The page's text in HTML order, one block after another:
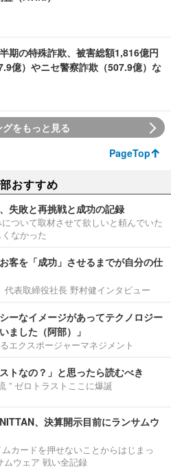
期の特殊詐欺、被害総額1,816億円
億）やニセ警察詐欺（507.9億）な
をもっと見る
PageTop
おすすめ
失敗と再挑戦と成功の記録
ついて取材させて欲しいと頼んでいた
なかった
客を「成功」させるまでが自分の仕
代表取締役社長 野村健インタビュー
ーなイメージがあってテクノロジー
ました（阿部）」
エクスポージャーマネジメント
トなの？」と思ったら読むべき
” ゼロトラストここに爆誕
、決算開示目前にランサムウ
カードを押せないことからはじまっ
ムウェア 戦い全記録